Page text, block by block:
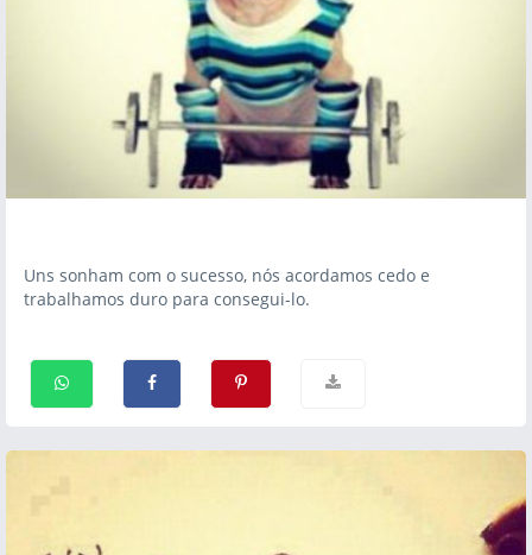
Uns sonham com o sucesso, nós acordamos cedo e
trabalhamos duro para consegui-lo.